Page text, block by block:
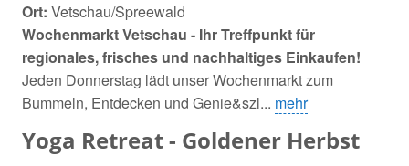
Ort: Vetschau/Spreewald
Wochenmarkt Vetschau - Ihr Treffpunkt für
regionales, frisches und nachhaltiges Einkaufen!
Jeden Donnerstag lädt unser Wochenmarkt zum
Bummeln, Entdecken und Genie&szl... mehr
Yoga Retreat - Goldener Herbst